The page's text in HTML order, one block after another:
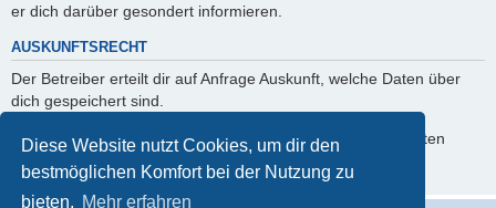
Diese Website nutzt Cookies, um dir den
bestmöglichen Komfort bei der Nutzung zu
bieten. Mehr erfahren
er dich darüber gesondert informieren.
AUSKUNFTSRECHT
Der Betreiber erteilt dir auf Anfrage Auskunft, welche Daten über
dich gespeichert sind.
Du kannst jederzeit die Löschung bzw. Sperrung deiner Daten
verlangen. Kontaktiere hierzu bitte den Betreiber.